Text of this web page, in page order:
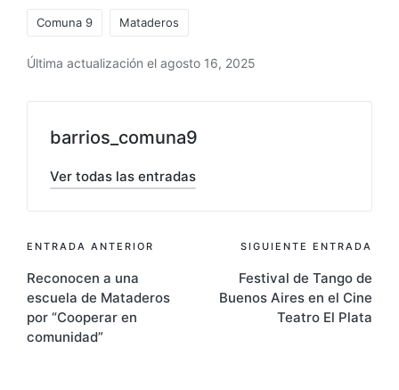
Comuna 9 Mataderos
Última actualización el agosto 16, 2025
barrios_comuna9
Ver todas las entradas
Navegación
de
entradas
ENTRADA ANTERIOR
Reconocen a una
escuela de Mataderos
por “Cooperar en
comunidad”
SIGUIENTE ENTRADA
Festival de Tango de
Buenos Aires en el Cine
Teatro El Plata